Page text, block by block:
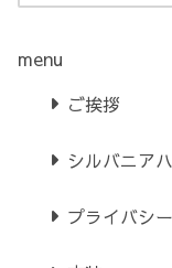
menu
ご挨拶
シルバニア
プライバシ